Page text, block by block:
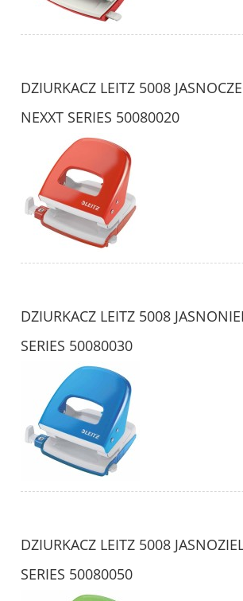
DZIURKACZ LEITZ 5008
NEXXT SERIES 50080020
DZIURKACZ LEITZ 5008
SERIES 50080030
DZIURKACZ LEITZ 5008
SERIES 50080050